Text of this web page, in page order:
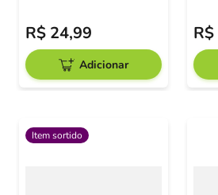
R$ 24,99
Adicionar
R$
Item sortido